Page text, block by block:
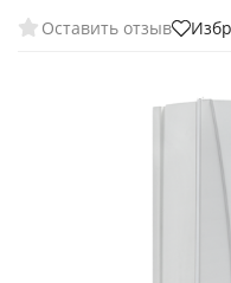
Оставить отзыв